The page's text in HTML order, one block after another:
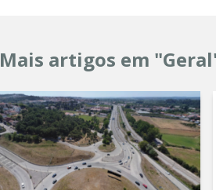
Mais artigos em